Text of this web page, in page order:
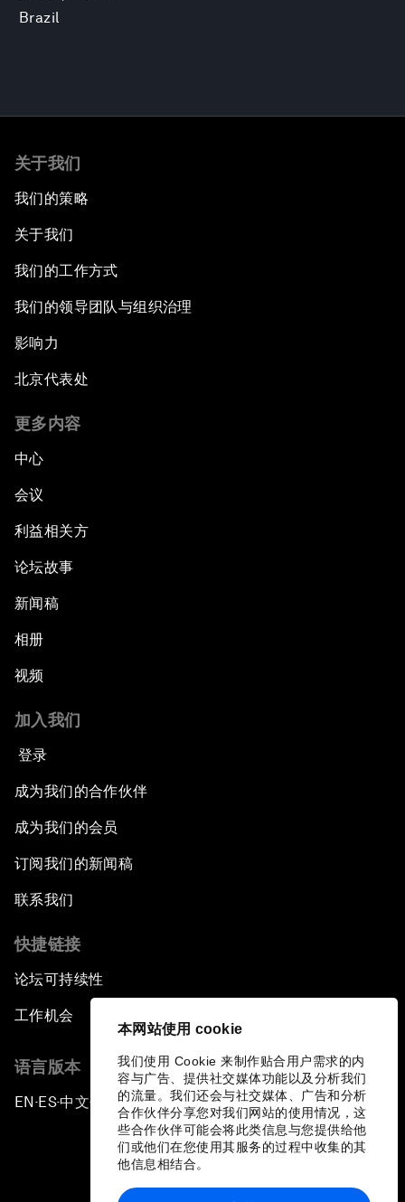
本网站使用 cookie
我们使用 Cookie 来制作贴合用户需求的内
容与广告、提供社交媒体功能以及分析我们
的流量。我们还会与社交媒体、广告和分析
合作伙伴分享您对我们网站的使用情况，这
些合作伙伴可能会将此类信息与您提供给他
们或他们在您使用其服务的过程中收集的其
他信息相结合。
Brazil
关于我们
我们的策略
关于我们
我们的工作方式
我们的领导团队与组织治理
影响力
北京代表处
更多内容
中心
会议
利益相关方
论坛故事
新闻稿
相册
视频
加入我们
登录
成为我们的合作伙伴
成为我们的会员
订阅我们的新闻稿
联系我们
快捷链接
论坛可持续性
工作机会
语言版本
EN ▪ES▪中文▪ 日本語